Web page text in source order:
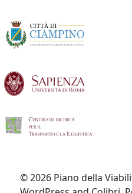
© 2026 Piano della